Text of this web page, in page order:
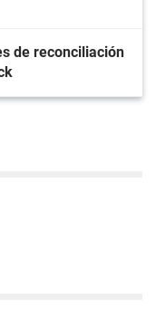
de reconciliación